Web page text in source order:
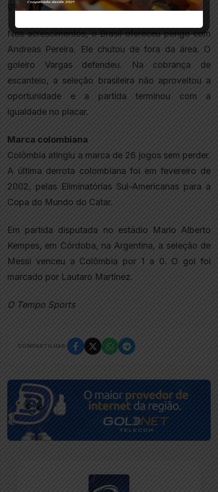
gol defendido por Alisson.
Nos acréscimentos, o Brasil ofereceu perigo com
Andreas Pereira. Ele chutou de fora da área. O
goleiro Vargas defendeu. Na cobrança de
escanteio, a seleção brasileira não aproveitou a
oportunidade e a partida terminou com a
igualdade no placar.
Marca colombiana
Colômbia atingiu a marca de 26 jogos sem perder.
A última derrota colombiana foi em fevereiro de
2002, pelas Eliminatórias Sul-Americanas para a
Copa do Mundo do Catar.
Em partida disputada no estádio Mario Alberto
Kempes, em Córdoba, na Argentina, a seleção de
Messi venceu a Colômbia por 1 a 0. O gol foi
marcado por Lautaro Martínez.
O Tempo Sports
COMPARTILHAR: